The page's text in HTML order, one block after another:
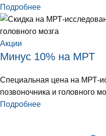
Подробнее
Акции
Минус 10% на МРТ
Специальная цена на МРТ-
позвоночника и головного
Подробнее